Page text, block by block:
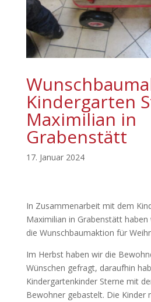
Kindergarten
Maximilian in
Grabenstätt
17. Januar 2024
In Zusammenarbeit mit dem
Maximilian in Grabenstätt haben
die Wunschbaumaktion für
Im Herbst haben wir die
Wünschen gefragt, daraufhin
Kindergartenkinder Sterne mit
Bewohner gebastelt. Die Kinder